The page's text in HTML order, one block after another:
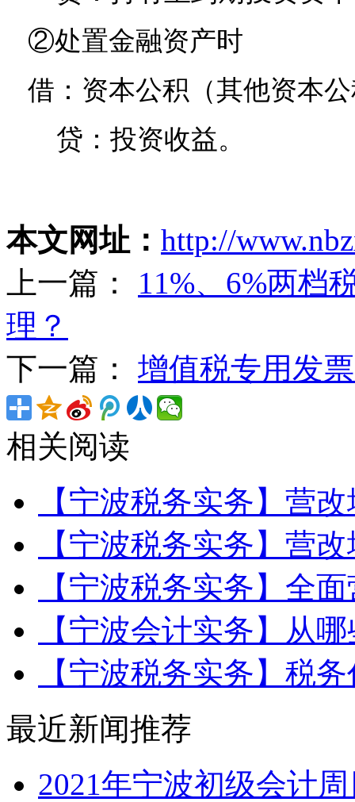
②处置金融资产时
借：资本公积（其他资本
贷：投资收益。
本文网址： http://
上一篇： 11%、6%两档
理？
下一篇： 增值税专用发
相关阅读
【宁波税务实务】营
【宁波税务实务】营
【宁波税务实务】全
【宁波会计实务】从
【宁波税务实务】税
最近新闻推荐
2021年宁波初级会计